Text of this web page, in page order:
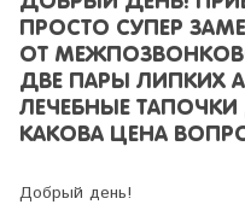
ПРОСТО СУПЕР
ОТ
ДВЕ ПАРЫ ЛИПКИХ
ЛЕЧЕБНЫЕ
КАКОВА ЦЕНА
Добрый день!